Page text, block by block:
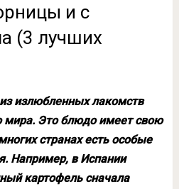
и с
(3 лучших
излюбленных лакомств
мира. Это блюдо имеет свою
странах есть особые
Например, в Испании
картофель сначала